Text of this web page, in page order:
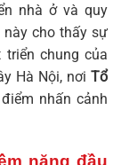
nhà ở và quy
này cho thấy sự
chung của
Hà Nội, nơi Tổ
nhấn cảnh
năng đầu